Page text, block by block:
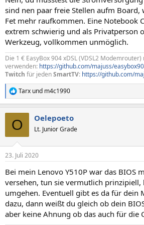
:
sind nen paar freie Stellen aufm Board,
Fet mehr raufkommen. Eine Notebook
extrem schwierig und als Privatperson
Werkzeug, vollkommen unmöglich.
Die 1 € EasyBox 904 xDSL (VDSL2
verwenden: https://github.com/majuss/
Twitch für jedenSmartTV: https://github.com/
R
e
e
:
Tarx und m4c1990
O Oelepoeto
Lt. Junior Grade
23. Juli 2020
Bei mein Lenovo Y510P war das BIOS
versehen, tun sie vermutlich prinzipiell,
umgehen. Eventuell gibt es da für dein
dazu, dann weißt du gleich ob dein
aber keine Ahnung ob das auch für die